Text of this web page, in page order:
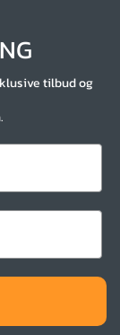
tilbud og